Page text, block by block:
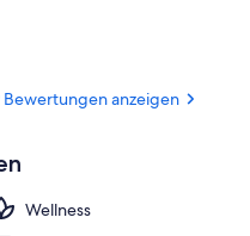
Körperbehandlungen,
Bewertungen anzeigen
Wellness